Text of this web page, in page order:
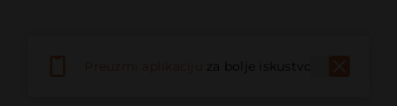
za bolje iskustvo